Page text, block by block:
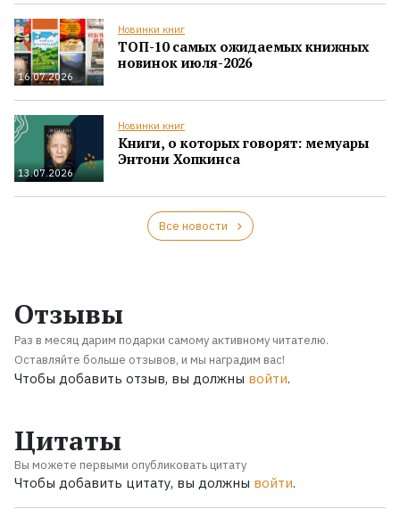
16.07.2026
Новинки книг
ТОП-10 самых ожидаемых книжных
новинок июля-2026
13.07.2026
Новинки книг
Книги, о которых говорят: мемуары
Энтони Хопкинса
Все новости
Отзывы
Раз в месяц дарим подарки самому активному читателю.
Оставляйте больше отзывов, и мы наградим вас!
Чтобы добавить отзыв, вы должны войти.
Цитаты
Вы можете первыми опубликовать цитату
Чтобы добавить цитату, вы должны войти.